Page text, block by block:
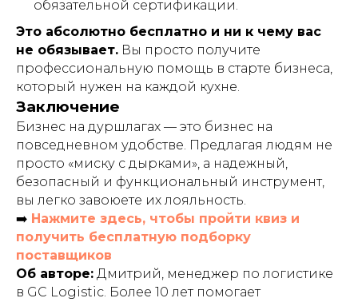
обязательной сертификации.
Это абсолютно бесплатно и ни к чему вас
не обязывает. Вы просто получите
профессиональную помощь в старте бизнеса,
который нужен на каждой кухне.
Заключение
Бизнес на дуршлагах — это бизнес на
повседневном удобстве. Предлагая людям не
просто «миску с дырками», а надежный,
безопасный и функциональный инструмент,
вы легко завоюете их лояльность.
➡️ Нажмите здесь, чтобы пройти квиз и
получить бесплатную подборку
поставщиков
Об авторе: Дмитрий, менеджер по логистике
в GC Logistic. Более 10 лет помогает